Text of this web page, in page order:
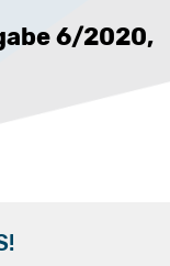
6/2020,